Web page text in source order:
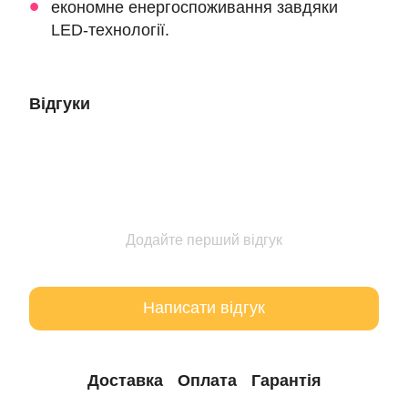
економне енергоспоживання завдяки
LED-технології.
Відгуки
Додайте перший відгук
Написати відгук
Доставка Оплата Гарантія